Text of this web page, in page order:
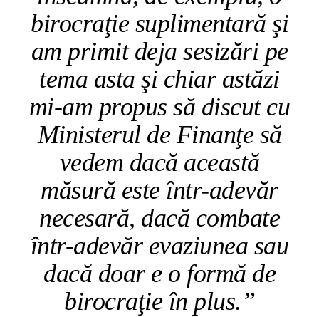
birocraţie suplimentară şi
am primit deja sesizări pe
tema asta şi chiar astăzi
mi-am propus să discut cu
Ministerul de Finanţe să
vedem dacă această
măsură este într-adevăr
necesară, dacă combate
într-adevăr evaziunea sau
dacă doar e o formă de
birocraţie în plus.”